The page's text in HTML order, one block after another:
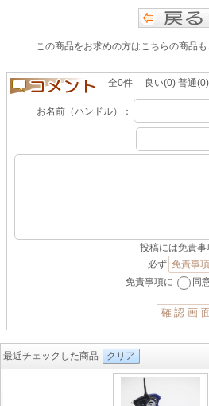
この商品をお求めの方はこちらの商品も
全0件 良い(0) 普通(0)
お名前（ハンドル）：
投稿には免責事
必ず 免責事項
免責事項に
同
最近チェックした商品 クリア